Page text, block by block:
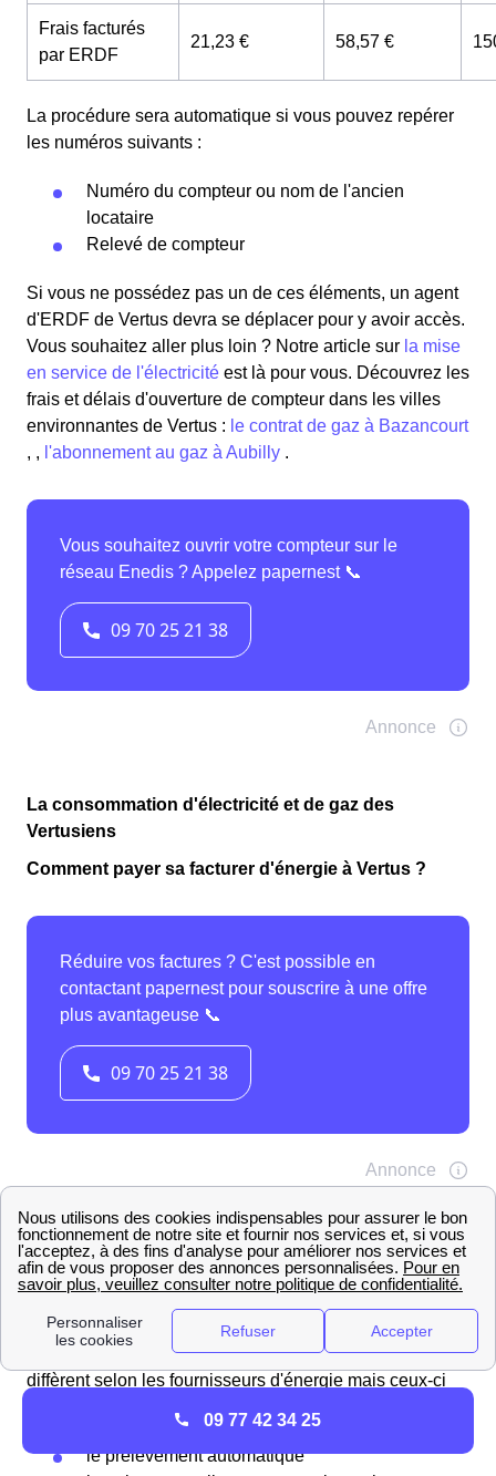
Frais facturés
par ERDF
21,23 € 58,57 €
La procédure sera automatique si vous pouvez repérer
les numéros suivants :
Numéro du compteur ou nom de l'ancien
locataire
Relevé de compteur
Si vous ne possédez pas un de ces éléments, un agent
d'ERDF de Vertus devra se déplacer pour y avoir accès.
Vous souhaitez aller plus loin ? Notre article sur la mise
en service de l'électricité est là pour vous. Découvrez les
frais et délais d'ouverture de compteur dans les villes
environnantes de Vertus : le contrat de gaz à Bazancourt
, , l'abonnement au gaz à Aubilly .
La consommation d'électricité et de gaz des
Vertusiens
Comment payer sa facturer d'énergie à Vertus ?
à Vertus comme dans le reste de la France, votre facture
d'énergie n'est pas le fait d'ERDF mais de votre
à EDF, Direct Energie, ENI ou encore Engie selon le
choix que vous avez pu faire. Les moyens de paiement
diffèrent selon les fournisseurs d'énergie mais ceux-ci
le prélèvement automatique
09 77 42 34 25